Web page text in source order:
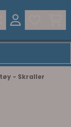
- Skraller